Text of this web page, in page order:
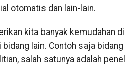
otomatis dan lain-lain.
kita banyak kemudahan
lain. Contoh saja
salah satunya adalah